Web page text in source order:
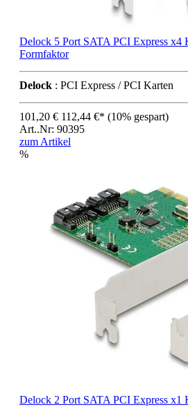
Delock 5 Port SATA PCI Express x4
Formfaktor
Delock : PCI Express / PCI Karten
101,20 € 112,44 €* (10% gespart)
Art..Nr: 90395
zum Artikel
%
Delock 2 Port SATA PCI Express x1